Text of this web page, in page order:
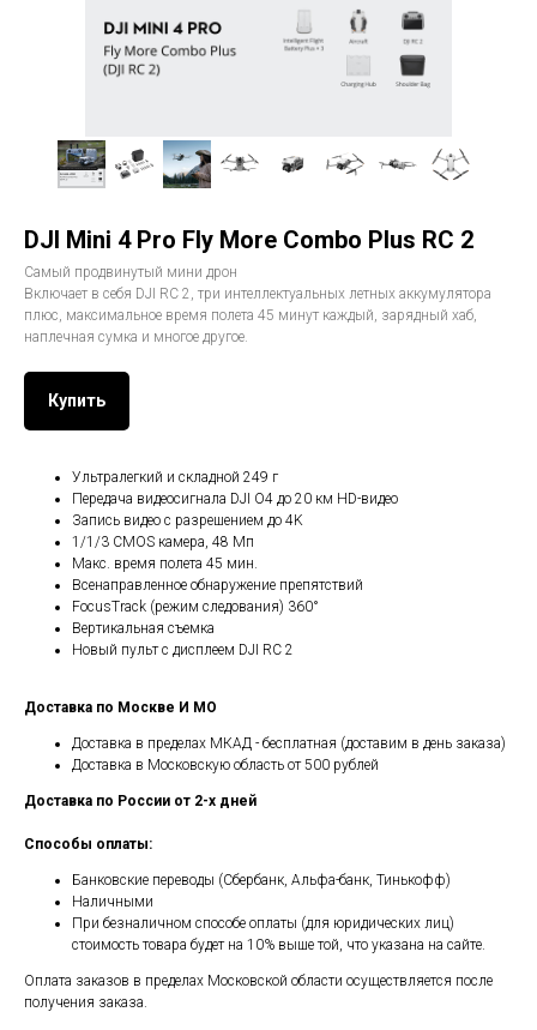
DJI Mini 4 Pro Fly More Combo Plus RC 2
Cамый продвинутый мини дрон
Включает в себя DJI RC 2, три интеллектуальных летных аккумулятора
плюс, максимальное время полета 45 минут каждый, зарядный хаб,
наплечная сумка и многое другое.
Купить
Ультралегкий и складной 249 г
Передача видеосигнала DJI O4 до 20 км HD-видео
Запись видео с разрешением до 4K
1/1/3 CMOS камера, 48 Мп
Макс. время полета 45 мин.
Всенаправленное обнаружение препятствий
FocusTrack (режим следования) 360°
Вертикальная съемка
Новый пульт с дисплеем DJI RC 2
Доставка по Москве И МО
Доставка в пределах МКАД - бесплатная (доставим в день заказа)
Доставка в Московскую область от 500 рублей
Доставка по России от 2-х дней
Способы оплаты:
Банковские переводы (Сбербанк, Альфа-банк, Тинькофф)
Наличными
При безналичном способе оплаты (для юридических лиц)
стоимость товара будет на 10% выше той, что указана на сайте.
Оплата заказов в пределах Московской области осуществляется после
получения заказа.